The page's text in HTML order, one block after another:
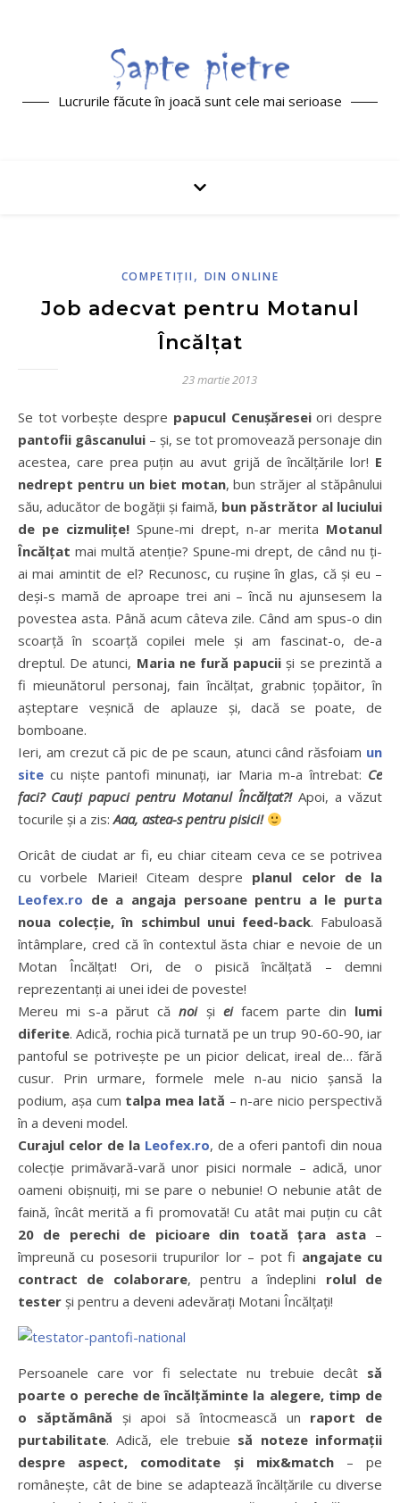
Lucrurile făcute în joacă sunt cele mai serioase
COMPETIŢII , DIN ONLINE
Job adecvat pentru Motanul
Încălțat
23 martie 2013
Se tot vorbește despre papucul Cenușăreseiori despre
pantofii gâscanului – și, se tot promovează personaje din
acestea, care prea puțin au avut grijă de încălțările lor! E
nedrept pentru un biet motan, bun străjer al stăpânului
său, aducător de bogății și faimă, bun păstrător al luciului
de pe cizmulițe! Spune-mi drept, n-ar merita Motanul
Încălțat mai multă atenție? Spune-mi drept, de când nu ți-
ai mai amintit de el? Recunosc, cu rușine în glas, că și eu –
deși-s mamă de aproape trei ani – încă nu ajunsesem la
povestea asta. Până acum câteva zile. Când am spus-o din
scoarță în scoarță copilei mele și am fascinat-o, de-a
dreptul. De atunci, Maria ne fură papucii și se prezintă a
fi mieunătorul personaj, fain încălțat, grabnic țopăitor, în
așteptare veșnică de aplauze și, dacă se poate, de
bomboane.
Ieri, am crezut că pic de pe scaun, atunci când răsfoiam un
site cu niște pantofi minunați, iar Maria m-a întrebat: Ce
faci? Cauți papuci pentru Motanul Încălțat?!Apoi, a văzut
tocurile și a zis:Aaa, astea-s pentru pisici!
Oricât de ciudat ar fi, eu chiar citeam ceva ce se potrivea
cu vorbele Mariei! Citeam despre planul celor de la
Leofex.ro de a angaja persoane pentru a le purta
noua colecție, în schimbul unui feed-back. Fabuloasă
întâmplare, cred că în contextul ăsta chiar e nevoie de un
Motan Încălțat! Ori, de o pisică încălțată – demni
reprezentanți ai unei idei de poveste!
Mereu mi s-a părut că noiși eifacem parte din lumi
diferite. Adică, rochia pică turnată pe un trup 90-60-90, iar
pantoful se potrivește pe un picior delicat, ireal de… fără
cusur. Prin urmare, formele mele n-au nicio șansă la
podium, așa cum talpa mea lată – n-are nicio perspectivă
în a deveni model.
Curajul celor de la Leofex.ro, de a oferi pantofi din noua
colecție primăvară-vară unor pisici normale – adică, unor
oameni obișnuiți, mi se pare o nebunie! O nebunie atât de
faină, încât merită a fi promovată! Cu atât mai puțin cu cât
20 de perechi de picioare din toată țara asta–
împreună cu posesorii trupurilor lor – pot fi angajate cu
contract de colaborare, pentru a îndeplini rolul de
tester și pentru a deveni adevărați Motani Încălțați!
Persoanele care vor fi selectate nu trebuie decât să
poarte o pereche de încălțăminte la alegere, timp de
o săptămână și apoi să întocmească un raport de
purtabilitate. Adică, ele trebuie să noteze informații
despre aspect, comoditate și mix&match– pe
românește, cât de bine se adaptează încălțările cu diverse